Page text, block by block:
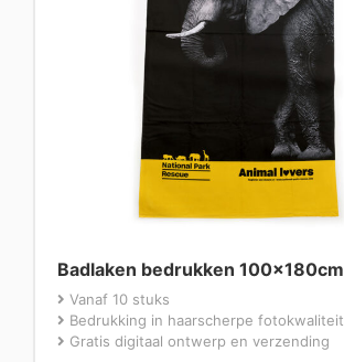
Badlaken bedrukken 100x180cm
Vanaf 10 stuks
Bedrukking in haarscherpe fotokwaliteit
Gratis digitaal ontwerp en verzending